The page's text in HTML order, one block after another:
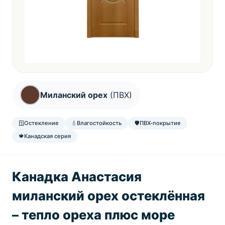
Миланский орех (ПВХ)
🪟Остекление 💧 Влагостойкость 🛡️ПВХ-покрытие
🍁Канадская серия
Канадка Анастасия
миланский орех остеклённая
– тепло ореха плюс море